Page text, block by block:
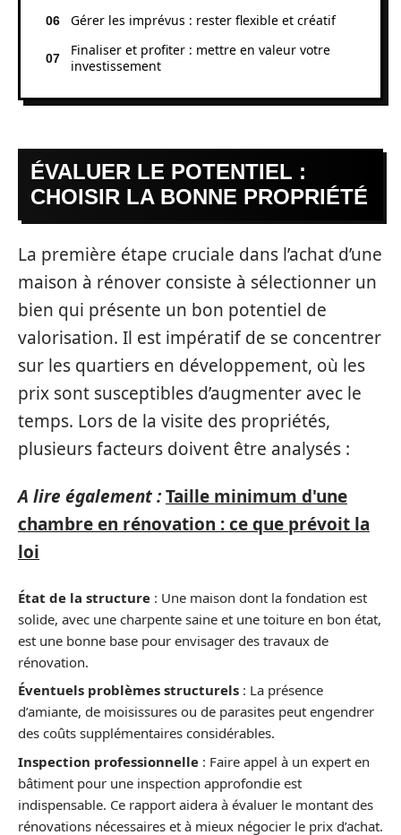
Gérer les imprévus : rester flexible et créatif
Finaliser et profiter : mettre en valeur votre
investissement
ÉVALUER LE POTENTIEL :
CHOISIR LA BONNE PROPRIÉTÉ
La première étape cruciale dans l’achat d’une
maison à rénover consiste à sélectionner un
bien qui présente un bon potentiel de
valorisation. Il est impératif de se concentrer
sur les quartiers en développement, où les
prix sont susceptibles d’augmenter avec le
temps. Lors de la visite des propriétés,
plusieurs facteurs doivent être analysés :
A lire également :Taille minimum d'une
chambre en rénovation : ce que prévoit la
loi
État de la structure : Une maison dont la fondation est
solide, avec une charpente saine et une toiture en bon état,
est une bonne base pour envisager des travaux de
rénovation.
Éventuels problèmes structurels : La présence
d’amiante, de moisissures ou de parasites peut engendrer
des coûts supplémentaires considérables.
Inspection professionnelle : Faire appel à un expert en
bâtiment pour une inspection approfondie est
indispensable. Ce rapport aidera à évaluer le montant des
rénovations nécessaires et à mieux négocier le prix d’achat.